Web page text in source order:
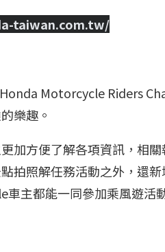
taiwan.com.tw/
Motorcycle Riders
樂趣。
方便了解各項資訊，相
拍照解任務活動之外，還
主都能一同參加乘風遊活